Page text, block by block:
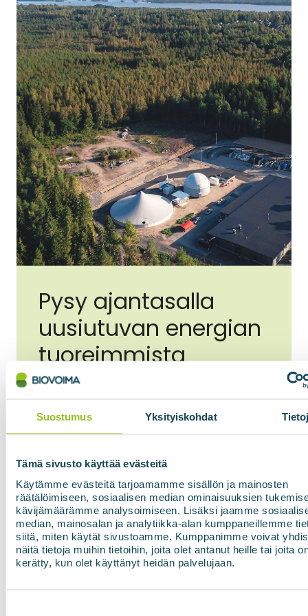
Suostumus Yksityiskohdat
Tämä sivusto käyttää evästeitä
Käytämme evästeitä tarjoamamme sisällön ja mainosten
räätälöimiseen, sosiaalisen median ominaisuuksien
kävijämäärämme analysoimiseen. Lisäksi jaamme
median, mainosalan ja analytiikka-alan kumppaneillemme
siitä, miten käytät sivustoamme. Kumppanimme voivat
näitä tietoja muihin tietoihin, joita olet antanut heille tai joita
kerätty, kun olet käyttänyt heidän palvelujaan.
Pysy ajantasalla
uusiutuvan energian
tuoreimmista
uutisista
Suostumus*
Hyväksyn tietosuojaselosteen mukaisen
tietojeni käytön.*
Tilaa uutiskirje